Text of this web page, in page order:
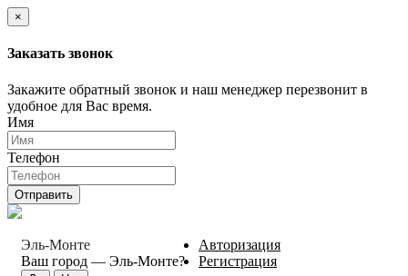
×
Заказать звонок
Закажите обратный звонок и наш менеджер перезвонит в
удобное для Вас время.
Имя
Телефон
Отправить
Эль-Монте
Ваш город — Эль-Монте?
Авторизация
Регистрация